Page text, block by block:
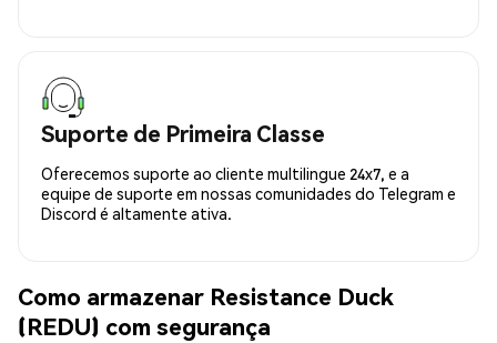
Suporte de Primeira Classe
Oferecemos suporte ao cliente multilingue 24x7, e a
equipe de suporte em nossas comunidades do Telegram e
Discord é altamente ativa.
Como armazenar Resistance Duck
(REDU) com segurança